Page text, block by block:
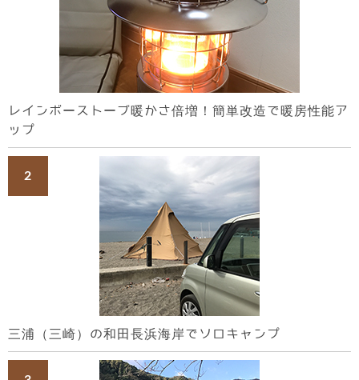
レインボーストーブ暖かさ倍増！簡単改造で暖房性能ア
ップ
三浦（三崎）の和田長浜海岸でソロキャンプ